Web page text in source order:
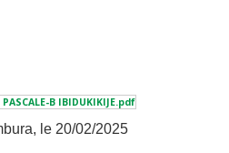
PASCALE-B IBIDUKIKIJE.pdf
le 20/02/2025